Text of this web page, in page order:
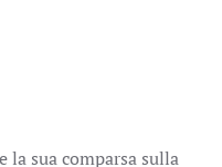
sua comparsa sulla